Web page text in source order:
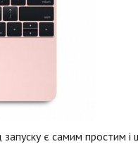
є самим простим